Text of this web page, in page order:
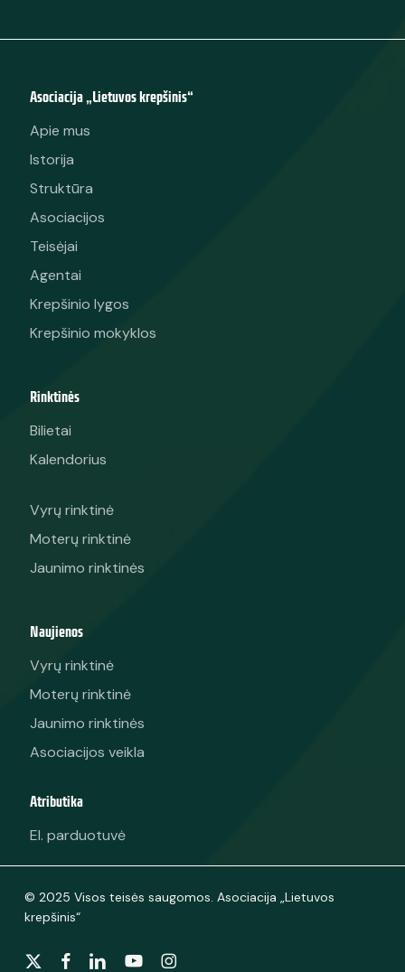
Asociacija „Lietuvos krepšinis“
Apie mus
Istorija
Struktūra
Asociacijos
Teisėjai
Agentai
Krepšinio lygos
Krepšinio mokyklos
Rinktinės
Bilietai
Kalendorius
Vyrų rinktinė
Moterų rinktinė
Jaunimo rinktinės
Naujienos
Vyrų rinktinė
Moterų rinktinė
Jaunimo rinktinės
Asociacijos veikla
Atributika
El. parduotuvė
© 2025 Visos teisės saugomos. Asociacija „Lietuvos
krepšinis“
x-
facebooklinkedinyoutubeinstagram